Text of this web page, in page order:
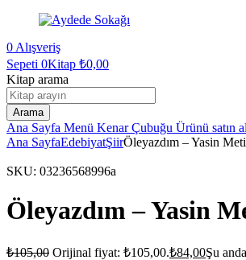
0 Alışveriş
Sepeti 0Kitap ₺0,00
Kitap arama
Arama
Ana Sayfa Menü Kenar Çubuğu Ürünü satın al
Ana SayfaEdebiyatŞiirÖleyazdım – Yasin
SKU: 03236568996a
Öleyazdım – Yasin
₺105,00 Orijinal fiyat: ₺105,00.₺84,00Şu